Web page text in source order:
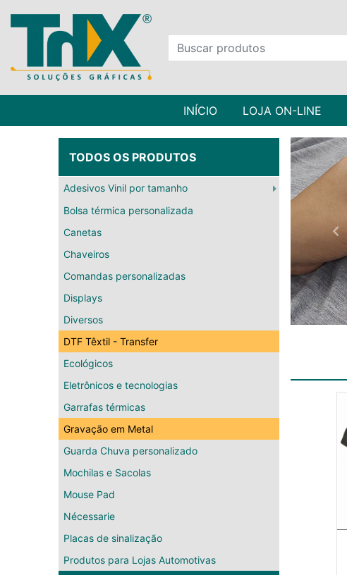
INÍCIO LOJA ON-LINE
TODOS OS PRODUTOS
Adesivos Vinil por tamanho
Bolsa térmica personalizada
Canetas
Chaveiros
Comandas personalizadas
Displays
Diversos
DTF Têxtil - Transfer
Ecológicos
Eletrônicos e tecnologias
Garrafas térmicas
Gravação em Metal
Guarda Chuva personalizado
Mochilas e Sacolas
Mouse Pad
Nécessarie
Placas de sinalização
Produtos para Lojas Automotivas